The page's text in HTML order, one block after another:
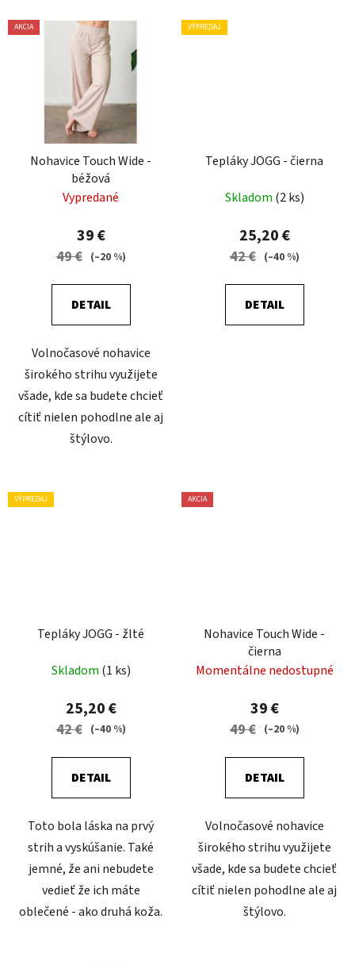
AKCIA
Nohavice Touch Wide -
béžová
Vypredané
39 €
49 € (–20 %)
DETAIL
Volnočasové nohavice
širokého strihu využijete
všade, kde sa budete chcieť
cítiť nielen pohodlne ale aj
štýlovo.
VÝPREDAJ
Tepláky JOGG - čierna
Skladom (2 ks)
25,20 €
42 € (–40 %)
DETAIL
VÝPREDAJ
Tepláky JOGG - žlté
Skladom (1 ks)
25,20 €
42 € (–40 %)
DETAIL
Toto bola láska na prvý
strih a vyskúšanie. Také
jemné, že ani nebudete
vedieť že ich máte
oblečené - ako druhá koža.
AKCIA
Nohavice Touch Wide -
čierna
Momentálne nedostupné
39 €
49 € (–20 %)
DETAIL
Volnočasové nohavice
širokého strihu využijete
všade, kde sa budete chcieť
cítiť nielen pohodlne ale aj
štýlovo.